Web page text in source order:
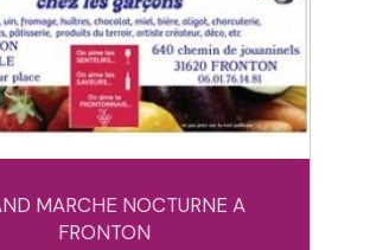
MARCHE NOCTURNE A
FRONTON